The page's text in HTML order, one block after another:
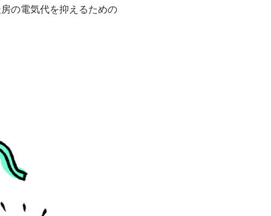
の電気代を抑えるための